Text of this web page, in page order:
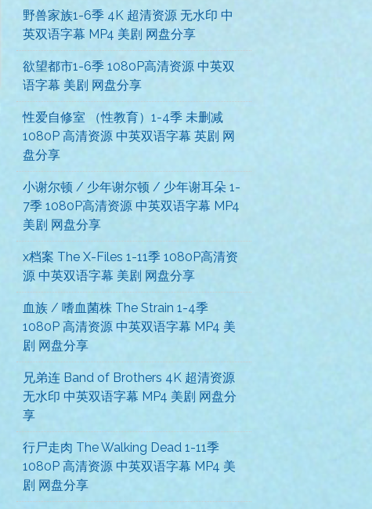
野兽家族1-6季 4K 超清资源 无水印 中
英双语字幕 MP4 美剧 网盘分享
欲望都市1-6季 1080P高清资源 中英双
语字幕 美剧 网盘分享
性爱自修室 （性教育）1-4季 未删减
1080P 高清资源 中英双语字幕 英剧 网
盘分享
小谢尔顿 / 少年谢尔顿 / 少年谢耳朵 1-
7季 1080P高清资源 中英双语字幕 MP4
美剧 网盘分享
x档案 The X-Files 1-11季 1080P高清资
源 中英双语字幕 美剧 网盘分享
血族 / 嗜血菌株 The Strain 1-4季
1080P 高清资源 中英双语字幕 MP4 美
剧 网盘分享
兄弟连 Band of Brothers 4K 超清资源
无水印 中英双语字幕 MP4 美剧 网盘分
享
行尸走肉 The Walking Dead 1-11季
1080P 高清资源 中英双语字幕 MP4 美
剧 网盘分享